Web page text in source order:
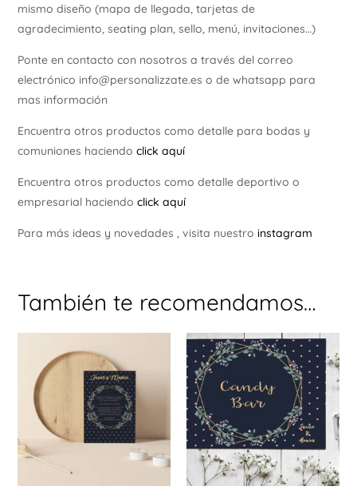
mismo diseño (mapa de llegada, tarjetas de
agradecimiento, seating plan, sello, menú, invitaciones…)
Ponte en contacto con nosotros a través del correo
electrónico info@personalizzate.es o de whatsapp para
mas información
Encuentra otros productos como detalle para bodas y
comuniones haciendo click aquí
Encuentra otros productos como detalle deportivo o
empresarial haciendo click aquí
Para más ideas y novedades , visita nuestro instagram
También te recomendamos…
se